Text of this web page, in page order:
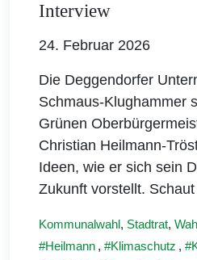
Interview
24. Februar 2026
Die Deggendorfer
Schmaus-Klughammer
Grünen
Christian Heilmann-
Ideen, wie er sich sein
Zukunft vorstellt.
Kommunalwahl, Stadtrat,
Heilmann , Klimaschutz ,